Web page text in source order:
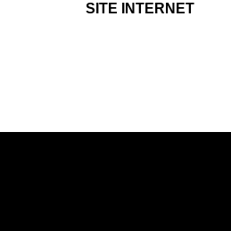
SITE INTERNET
U